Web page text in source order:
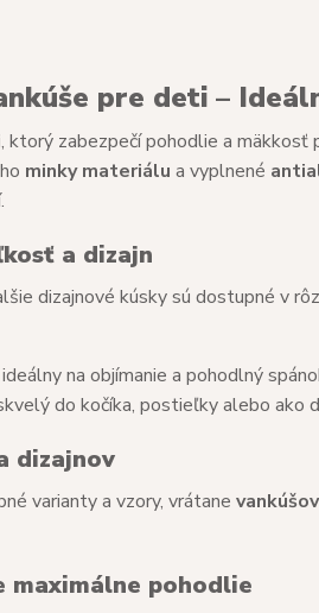
pre deti –
, ktorý zabezpečí pohodlie a mäkkosť
minky materiálu a vyplnené
a dizajn
dizajnové kúsky sú dostupné v
na objímanie a pohodlný
do kočíka, postieľky alebo ako
dizajnov
varianty a vzory, vrátane
pohodlie